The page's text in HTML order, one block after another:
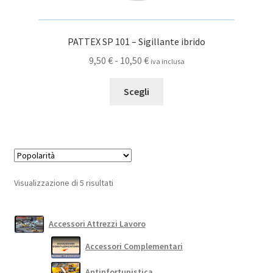
PATTEX SP 101 – Sigillante ibrido
9,50 € - 10,50 €Fascia
prezzo:
iva inclusa
Scegli
pagina
Visualizzazione di 5 risultatiPopolarità
Accessori Attrezzi Lavoro
Accessori Complementari